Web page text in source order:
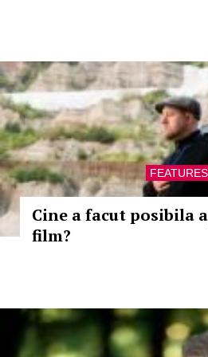
FEATURES
Cine a facut posibila
film?